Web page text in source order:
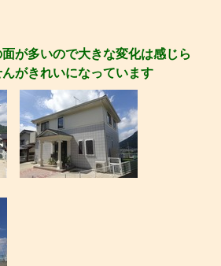
が多いので大きな変化は感じら
がきれいになっています